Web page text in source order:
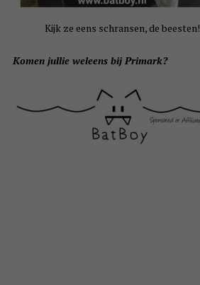
Kijk ze eens schransen, de beesten!
Komen jullie weleens bij Primark?